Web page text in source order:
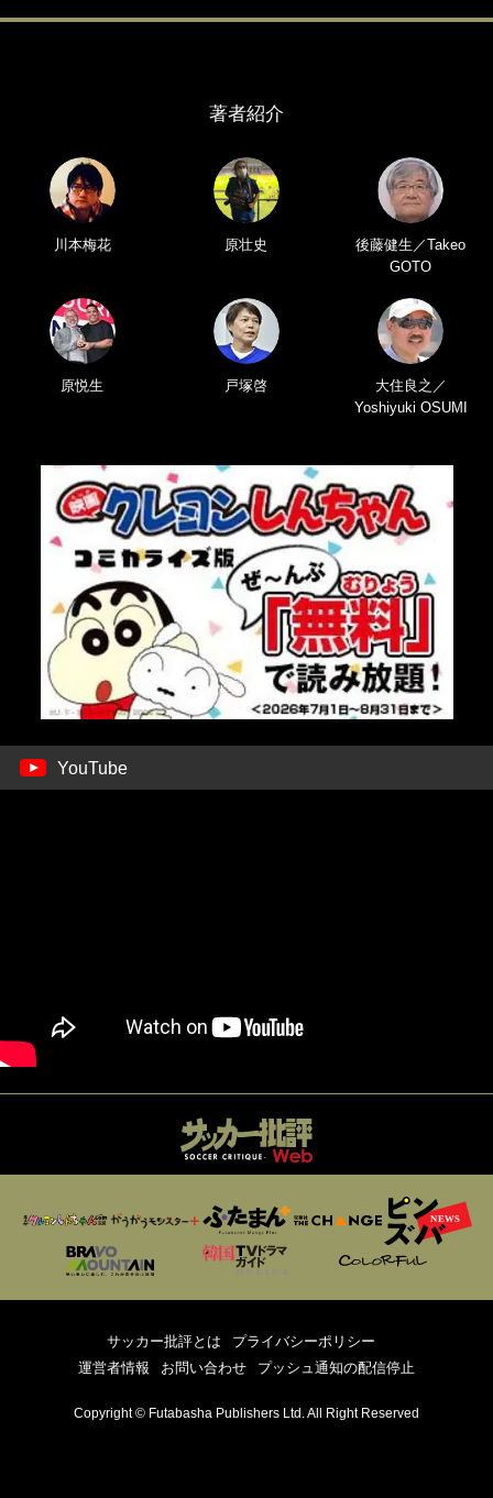
著者紹介
川本梅花 原壮史
後藤健生／Takeo
GOTO
原悦生 戸塚啓
大住良之／
Yoshiyuki OSUMI
YouTube
サッカー批評とは
プライバシーポリシー
運営者情報
お問い合わせ プッシュ通知の配信停止
Copyright © Futabasha Publishers Ltd. All Right Reserved